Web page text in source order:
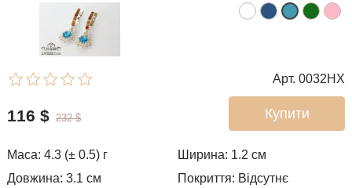
Арт. 0032HX
Купити
116 $ 232 $
Маса: 4.3 (± 0.5) г Ширина: 1.2 см
Довжина: 3.1 см
Покриття: Відсутнє